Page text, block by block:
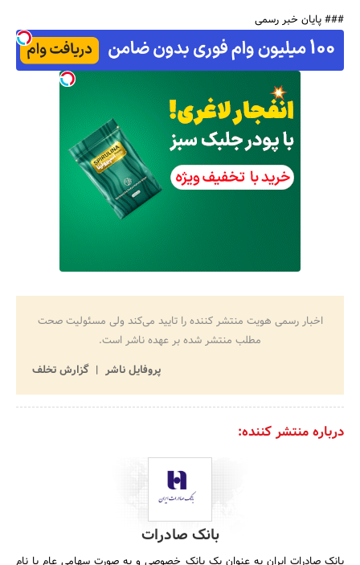
### پایان خبر رسمی
اخبار رسمی هویت منتشر کننده را تایید می‌کند ولی مسئولیت صحت
مطلب منتشر شده بر عهده ناشر است.
پروفایل ناشر
گزارش تخلف
درباره منتشر کننده:
بانک صادرات